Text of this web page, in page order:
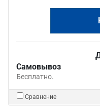
Самовывоз
Бесплатно.
Сравнение